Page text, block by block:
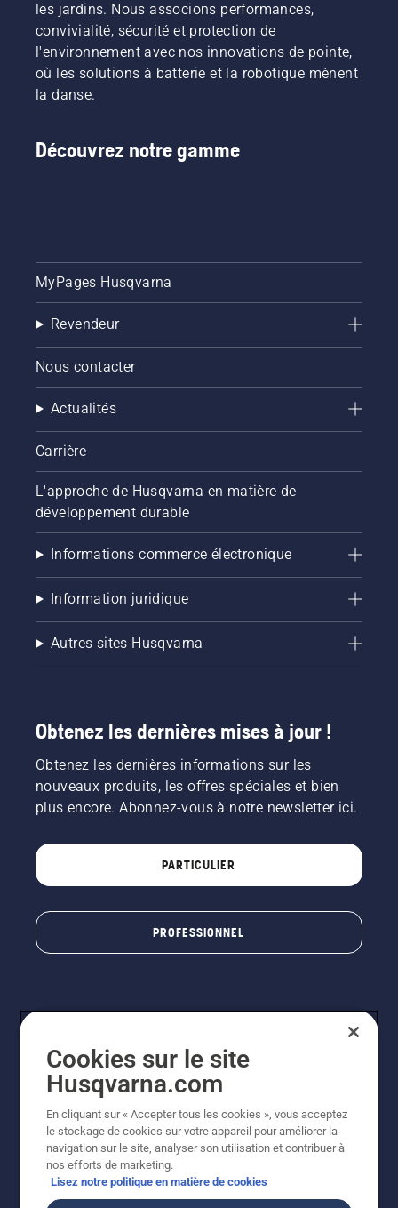
les jardins. Nous associons performances,
convivialité, sécurité et protection de
l'environnement avec nos innovations de pointe,
où les solutions à batterie et la robotique mènent
la danse.
Découvrez notre gamme
MyPages Husqvarna
Revendeur
Nous contacter
Actualités
Carrière
L'approche de Husqvarna en matière de
développement durable
Informations commerce électronique
Information juridique
Autres sites Husqvarna
Obtenez les dernières mises à jour !
Obtenez les dernières informations sur les
nouveaux produits, les offres spéciales et bien
plus encore. Abonnez-vous à notre newsletter ici.
PARTICULIER
PROFESSIONNEL
© Husqvarna AB (publ). Tous droits réservés. Les prix
indiqués sont à titre indicatif de Husqvarna Schweiz AG
aux revendeurs participants, prix en CHF, TVA 8,1 % et
TAR incluses. Sous réserve de modification. Tous les
prix indiqués sont des prix de vente recommandés (TVA
Cookies sur le site
Husqvarna.com
En cliquant sur « Accepter tous les cookies », vous acceptez
le stockage de cookies sur votre appareil pour améliorer la
navigation sur le site, analyser son utilisation et contribuer à
nos efforts de marketing.
Lisez notre politique en matière de cookies